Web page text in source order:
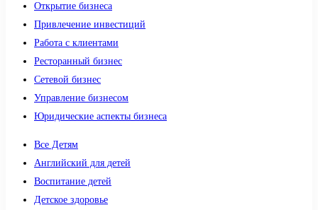
Открытие бизнеса
Привлечение инвестиций
Работа с клиентами
Ресторанный бизнес
Сетевой бизнес
Управление бизнесом
Юридические аспекты бизнеса
Все Детям
Английский для детей
Воспитание детей
Детское здоровье